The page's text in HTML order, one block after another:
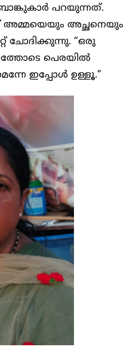
പറയുന്നത്.
അമ്മയെയും അച്ഛനെയും
ചോദിക്കുന്നു. “ഒരു
പെരയിൽ
ഇപ്പോൾ ഉള്ളൂ.”